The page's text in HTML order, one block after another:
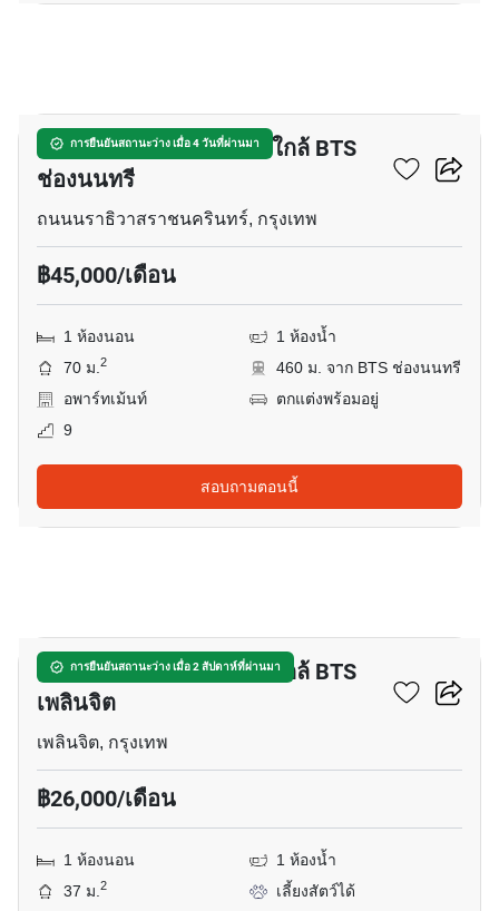
การยืนยันสถานะว่าง เมื่อ 4 วันที่ผ่านมา
อพาร์ทเมนต์ 1-ห้องนอน ใกล้ BTS
ช่องนนทรี
ถนนนราธิวาสราชนครินทร์, กรุงเทพ
฿45,000/เดือน
1 ห้องนอน
1 ห้องน้ำ
70 ม.2
460 ม. จาก BTS ช่องนนทรี
อพาร์ทเม้นท์
ตกแต่งพร้อมอยู่
9
สอบถามตอนนี้
การยืนยันสถานะว่าง เมื่อ 2 สัปดาห์ที่ผ่านมา
อพาร์ทเมนต์ 1-ห้องนอน ใกล้ BTS
เพลินจิต
เพลินจิต, กรุงเทพ
฿26,000/เดือน
1 ห้องนอน
1 ห้องน้ำ
37 ม.2
เลี้ยงสัตว์ได้